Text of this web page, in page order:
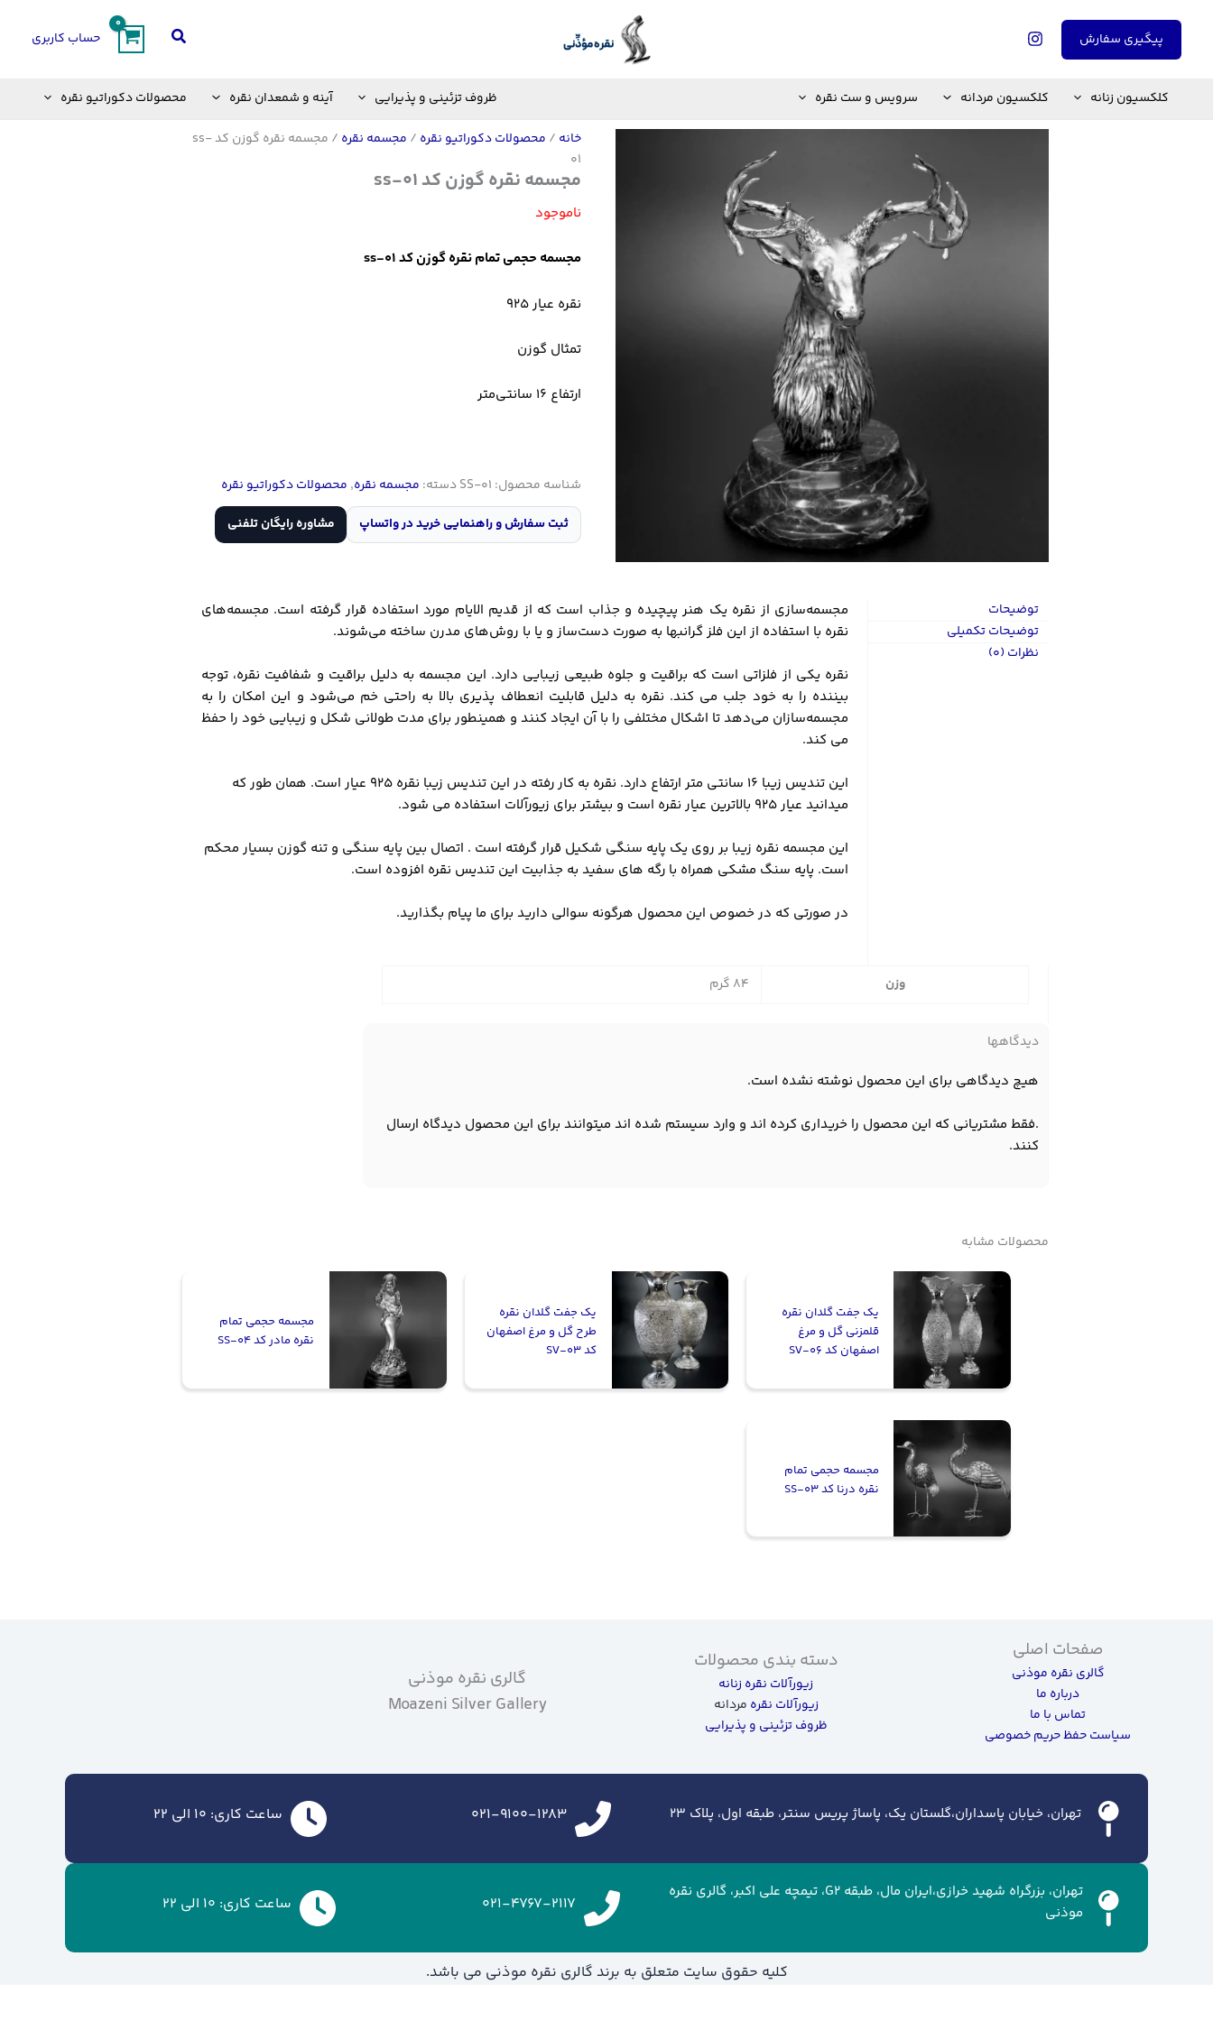
پیگیری سفارش جستجو حساب کاربری
کلکسیون زنانه کلکسیون مردانه سرویس و ست نقره ظروف تزئینی و پذیرایی آینه و شمعدان نقره محصولات دکوراتیو نقره
خانه / محصولات دکوراتیو نقره / مجسمه نقره
/ مجسمه نقره گوزن کد ss-
01
مجسمه نقره گوزن کد ss-01
ناموجود
مجسمه حجمی تمام نقره گوزن کد ss-01
نقره عیار 925
تمثال گوزن
ارتفاع 16 سانتی‌متر
شناسه محصول: SS-01 دسته: مجسمه نقره, محصولات دکوراتیو نقره
ثبت سفارش و راهنمایی خرید در واتساپ
مشاوره رایگان تلفنی
توضیحات
توضیحات تکمیلی
نظرات (0)
مجسمه‌سازی از نقره یک هنر پیچیده و جذاب است که از قدیم الایام مورد استفاده قرار گرفته است. مجسمه‌های
نقره با استفاده از این فلز گرانبها به صورت دست‌ساز و یا با روش‌های مدرن ساخته می‌شوند.
نقره یکی از فلزاتی است که براقیت و جلوه طبیعی زیبایی دارد. این مجسمه‌ به دلیل براقیت و شفافیت نقره، توجه
بیننده را به خود جلب می کند. نقره به دلیل قابلیت انعطاف پذیری بالا به راحتی خم می‌شود و این امکان را به
مجسمه‌سازان می‌دهد تا اشکال مختلفی را با آن ایجاد کنند و همینطور برای مدت طولانی شکل و زیبایی خود را حفظ
می کند.
این تندیس زیبا 16 سانتی متر ارتفاع دارد. نقره به کار رفته در این تندیس زیبا نقره 925 عیار است. همان طور که
میدانید عیار 925 بالاترین عیار نقره است و بیشتر برای زیورآلات استفاده می شود.
این مجسمه نقره زیبا بر روی یک پایه سنگی شکیل قرار گرفته است . اتصال بین پایه سنگی و تنه گوزن بسیار محکم
است. پایه سنگ مشکی همراه با رگه های سفید به جذابیت این تندیس نقره افزوده است.
در صورتی که در خصوص این محصول هرگونه سوالی دارید برای ما پیام بگذارید.
وزن 84 گرم
دیدگاهها
هیچ دیدگاهی برای این محصول نوشته نشده است.
.فقط مشتریانی که این محصول را خریداری کرده اند و وارد سیستم شده اند میتوانند برای این محصول دیدگاه ارسال
کنند.
محصولات مشابه
یک جفت گلدان نقره
قلمزنی گل و مرغ
اصفهان کد SV-06
یک جفت گلدان نقره
طرح گل و مرغ اصفهان
کد SV-03
مجسمه حجمی تمام
نقره مادر کد SS-04
مجسمه حجمی تمام
نقره درنا کد SS-03
صفحات اصلی
گالری نقره موذنی
درباره ما
تماس با ما
سیاست حفظ حریم خصوصی
دسته بندی محصولات
زیورآلات نقره زنانه
زیورآلات نقره مردانه
ظروف تزئینی و پذیرایی
گالری نقره موذنی
Moazeni Silver Gallery
تهران، خیابان پاسداران،گلستان یک، پاساژ پریس سنتر، طبقه اول، پلاک ۲۳ 021-9100-1283 ساعت کاری: 10 الی 22
تهران، بزرگراه شهید خرازی،ایران مال، طبقه G2، تیمچه علی اکبر، گالری نقره
موذنی
021-4767-2117 ساعت کاری: 10 الی 22
کلیه حقوق سایت متعلق به برند گالری نقره موذنی می باشد.